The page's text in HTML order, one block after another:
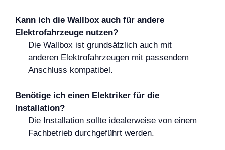
Kann ich die Wallbox auch für andere
Elektrofahrzeuge nutzen?
Die Wallbox ist grundsätzlich auch mit
anderen Elektrofahrzeugen mit passendem
Anschluss kompatibel.
Benötige ich einen Elektriker für die
Installation?
Die Installation sollte idealerweise von einem
Fachbetrieb durchgeführt werden.